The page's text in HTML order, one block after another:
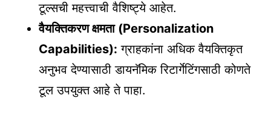
टूल्सची महत्त्वाची वैशिष्ट्ये आहेत.
वैयक्तिकरण क्षमता (Personalization
Capabilities): ग्राहकांना अधिक वैयक्तिकृत
अनुभव देण्यासाठी डायनॅमिक रिटार्गेटिंगसाठी कोणते
टूल उपयुक्त आहे ते पाहा.